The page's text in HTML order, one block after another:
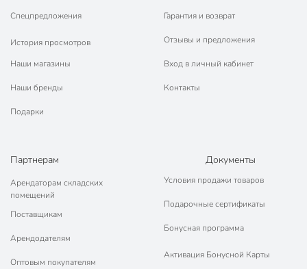
Спецпредложения
История просмотров
Наши магазины
Наши бренды
Подарки
Гарантия и возврат
Отзывы и предложения
Вход в личный кабинет
Контакты
Партнерам
Арендаторам складских
помещений
Поставщикам
Арендодателям
Оптовым покупателям
Документы
Условия продажи товаров
Подарочные сертификаты
Бонусная программа
Активация Бонусной Карты